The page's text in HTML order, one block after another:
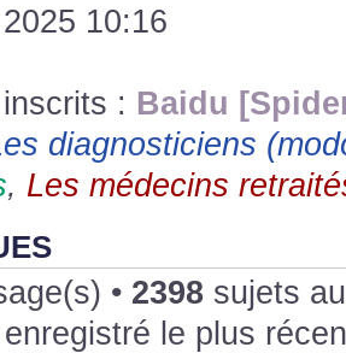
le monde !
spams supprimés. Depuis
diffusent House, HD1 et
mais je suis pas sur
que l'on m'aide à trouver un
fait un arrêt cardiaque mais
10:16
: Baidu
diagnosticiens
, Les médecins
• 2398 sujets
enregistré le plus